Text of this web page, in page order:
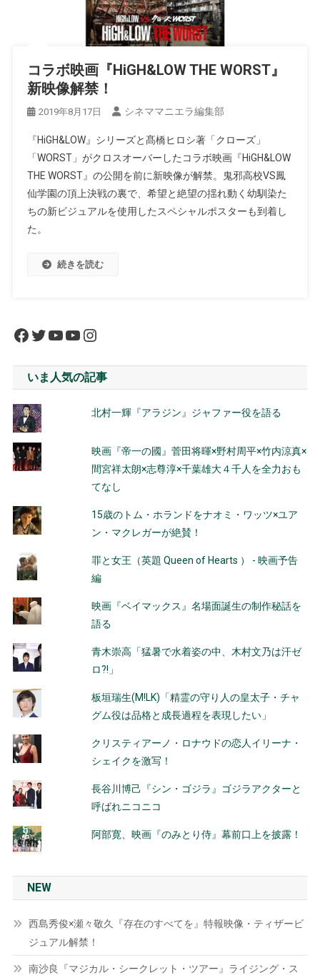
コラボ映画『HiGH&LOW THE WORST』
新映像解禁！
2019年8月17日 シネママニエラ編集部
『HiGH&LOW』シリーズと髙橋ヒロシ著「クローズ」
「WORST」がクロスオーバーしたコラボ映画『HiGH&LOW
THE WORST』の公開を前に新映像が解禁。鬼邪高校VS鳳
仙学園の頂上決戦の裏で、希望と絶望の揺れ動く幼馴染た
ちの新ビジュアルを使用したスペシャルポスターも到着し
た。
続きを読む
Facebook
Twitter
YouTube
YouTube
Instagram
いま人気の記事
北村一輝『アラジン』ジャファー役を語る
映画『帝一の國』菅田将暉×野村周平×竹内涼真×
間宮祥太朗×志尊淳×千葉雄大４千人を全力おも
てなし
15歳のトム・ホランドをナオミ・ワッツ×ユア
ン・マクレガーが絶賛！
罪と女王（英題 Queen of Hearts ） - 映画予告
編
映画『ベイマックス』名場面誕生の制作秘話を
語る
青木崇高「猛暑で水着姿の中、木村文乃は汗ゼ
ロ?!」
板垣瑞生(M!LK)「精霊の守り人の皇太子・チャ
グム役は品格と成長過程を表現したい」
クリスティアーノ・ロナウドの恋人イリーナ・
シェイクを激写！
長谷川博己『シン・ゴジラ』ゴジラアクターと
呼ばれニコニコ
阿部寛、映画『のみとり侍』幕前口上を披露！
NEW
西島秀俊×瀬々敬久『存在のすべてを』特報映像・ティザービ
ジュアル解禁！
南沙良『マジカル・シークレット・ツアー』ライジング・ス